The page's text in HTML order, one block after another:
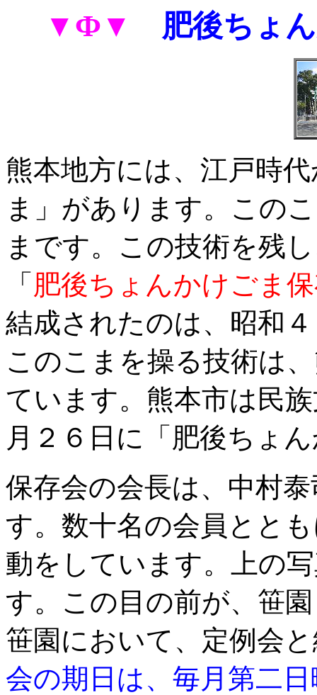
▼Ф▼ 肥後ちょ
熊本地方には、江戸時
ま」があります。この
まです。この技術を残
「 肥後ちょんかけごま
結成されたのは、昭和
このこまを操る技術は
ています。熊本市は民
月２６日に「肥後ちょ
保存会の会長は、中村
す。数十名の会員とと
動をしています。上の
す。この目の前が、笹
笹園において、定例会
会の期日は、毎月第二